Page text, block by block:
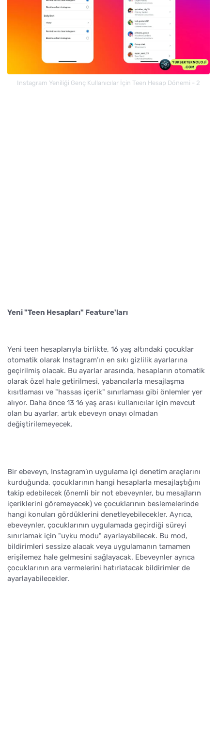
Instagram Yeniliği Genç Kullanıcılar İçin Teen Hesap Dönemi - 2
Yeni "Teen Hesapları" Feature'ları
Yeni teen hesaplarıyla birlikte, 16 yaş altındaki çocuklar
otomatik olarak Instagram’ın en sıkı gizlilik ayarlarına
geçirilmiş olacak. Bu ayarlar arasında, hesapların otomatik
olarak özel hale getirilmesi, yabancılarla mesajlaşma
kısıtlaması ve "hassas içerik" sınırlaması gibi önlemler yer
alıyor. Daha önce 13 16 yaş arası kullanıcılar için mevcut
olan bu ayarlar, artık ebeveyn onayı olmadan
değiştirilemeyecek.
Bir ebeveyn, Instagram’ın uygulama içi denetim araçlarını
kurduğunda, çocuklarının hangi hesaplarla mesajlaştığını
takip edebilecek (önemli bir not ebeveynler, bu mesajların
içeriklerini göremeyecek) ve çocuklarının beslemelerinde
hangi konuları gördüklerini denetleyebilecekler. Ayrıca,
ebeveynler, çocuklarının uygulamada geçirdiği süreyi
sınırlamak için "uyku modu" ayarlayabilecek. Bu mod,
bildirimleri sessize alacak veya uygulamanın tamamen
erişilemez hale gelmesini sağlayacak. Ebeveynler ayrıca
çocuklarının ara vermelerini hatırlatacak bildirimler de
ayarlayabilecekler.